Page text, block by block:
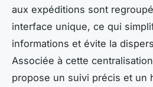
aux expéditions sont
interface unique, ce qui
informations et évite la
Associée à cette
propose un suivi précis et un